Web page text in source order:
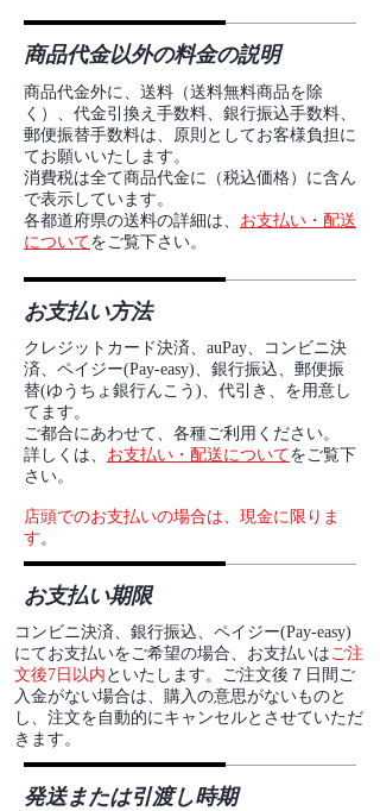
商品代金以外の料金の説明
商品代金外に、送料（送料無料商品を除
く）、代金引換え手数料、銀行振込手数料、
郵便振替手数料は、原則としてお客様負担に
てお願いいたします。
消費税は全て商品代金に（税込価格）に含ん
で表示しています。
​各都道府県の送料の詳細は、 お支払い・配送
についてをご覧下さい。
お支払い方法
クレジットカード決済、auPay、コンビニ決
済、ペイジー(Pay-easy)、銀行振込、郵便振
替(ゆうちょ銀行んこう)、代引き、を用意し
てます。
ご都合にあわせて、各種ご利用ください。
​詳しくは、 お支払い・配送についてをご覧下
さい。
店頭でのお支払いの場合は、現金に限りま
す。
お支払い期限
コンビニ決済、銀行振込、 ペイジー(Pay-easy)
にてお支払いをご希望の場合、お支払いはご注
文後7日以内 といたします。ご注文後７日間ご
入金がない場合は、購入の意思がないものと
し、注文を自動的にキャンセルとさせていただ
きます。
発送または引渡し時期